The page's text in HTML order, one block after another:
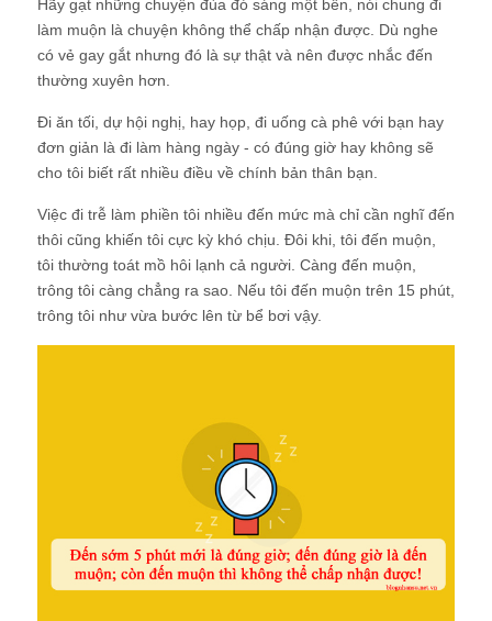
Hãy gạt những chuyện đùa đó sáng một bên, nói chung đi
làm muộn là chuyện không thể chấp nhận được. Dù nghe
có vẻ gay gắt nhưng đó là sự thật và nên được nhắc đến
thường xuyên hơn.
Đi ăn tối, dự hội nghị, hay họp, đi uống cà phê với bạn hay
đơn giản là đi làm hàng ngày - có đúng giờ hay không sẽ
cho tôi biết rất nhiều điều về chính bản thân bạn.
Việc đi trễ làm phiền tôi nhiều đến mức mà chỉ cần nghĩ đến
thôi cũng khiến tôi cực kỳ khó chịu. Đôi khi, tôi đến muộn,
tôi thường toát mồ hôi lạnh cả người. Càng đến muộn,
trông tôi càng chẳng ra sao. Nếu tôi đến muộn trên 15 phút,
trông tôi như vừa bước lên từ bể bơi vậy.